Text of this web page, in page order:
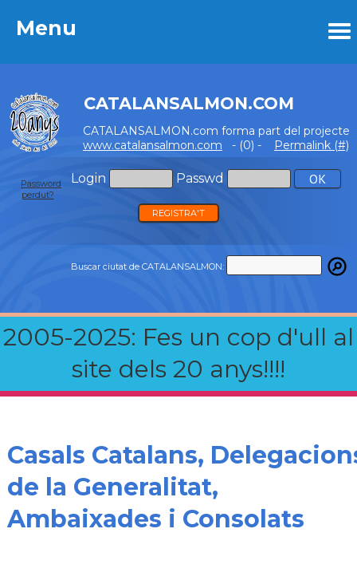
Menu
CATALANSALMON.COM
CATALANSALMON.com forma part del projecte
www.catalansalmon.com - (0) - Permalink (#)
Login Passwd
Password
perdut?
REGISTRA'T
Buscar ciutat de CATALANSALMON:
2005-2025: Fes un cop d'ull al
site dels 20 anys!!!!
Menu
Casals Catalans,
de la Generalitat,
Ambaixades i Consolats